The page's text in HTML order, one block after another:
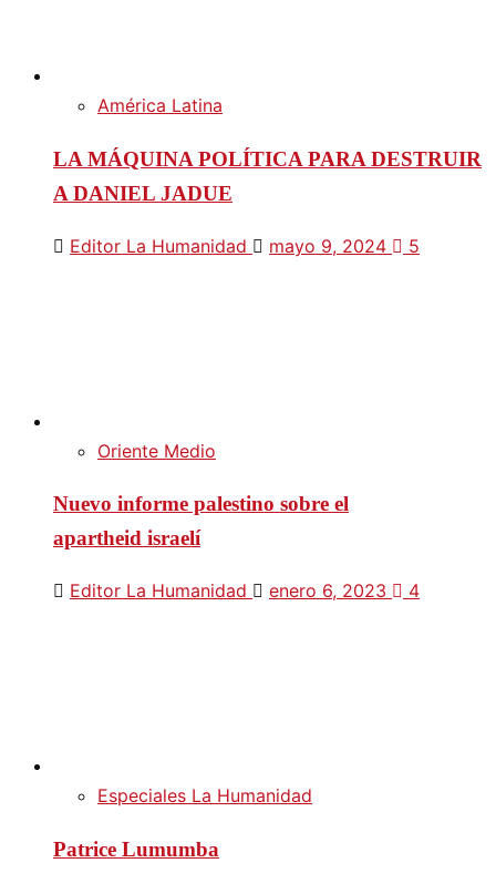
América Latina
LA MÁQUINA POLÍTICA PARA DESTRUIR
A DANIEL JADUE
Editor La Humanidad mayo 9, 2024 5
Oriente Medio
Nuevo informe palestino sobre el
apartheid israelí
Editor La Humanidad enero 6, 2023 4
Especiales La Humanidad
Patrice Lumumba